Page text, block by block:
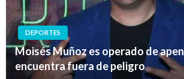
DEPORTES
Moisés Muñoz es operado de
encuentra fuera de peligro